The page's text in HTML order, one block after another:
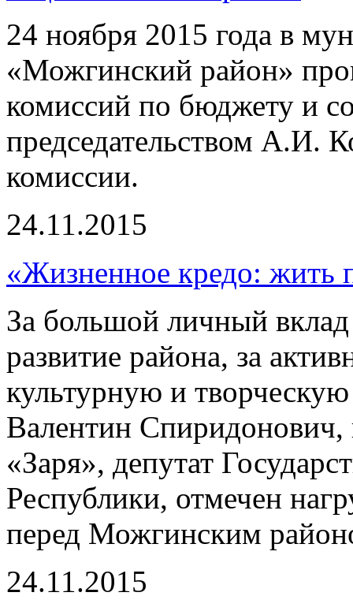
24 ноября 2015 года в
«Можгинский район»
комиссий по бюджету и
председательством А.И.
комиссии.
24.11.2015
«Жизненное кредо: жить
За большой личный
развитие района, за
культурную и
Валентин Спиридонович,
«Заря», депутат
Республики, отмечен
перед Можгинским
24.11.2015